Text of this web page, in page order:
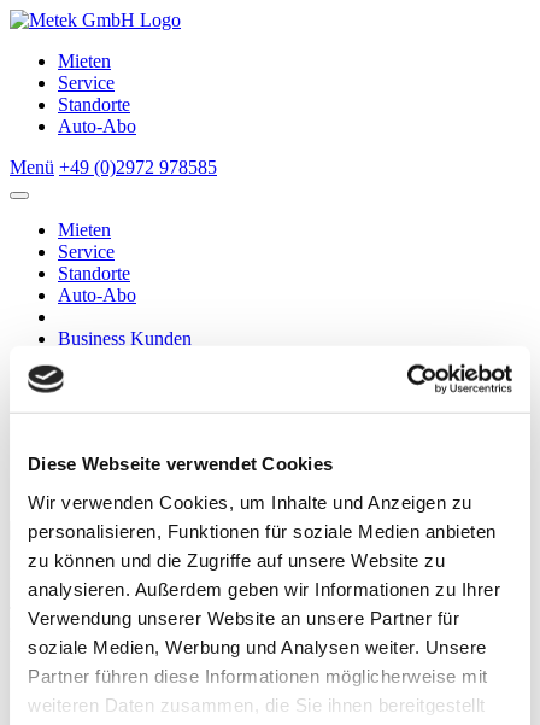
Diese Webseite verwendet Cookies
Wir verwenden Cookies, um Inhalte und Anzeigen zu
personalisieren, Funktionen für soziale Medien anbieten
zu können und die Zugriffe auf unsere Website zu
analysieren. Außerdem geben wir Informationen zu Ihrer
Verwendung unserer Website an unsere Partner für
soziale Medien, Werbung und Analysen weiter. Unsere
Partner führen diese Informationen möglicherweise mit
weiteren Daten zusammen, die Sie ihnen bereitgestellt
Mieten
Service
Standorte
Auto-Abo
Menü +49 (0)2972 978585
Mieten
Service
Standorte
Auto-Abo
Business Kunden
Abschleppdienst
Metek Fahrzeughandel
Im Brauke 7 | 57392 Schmallenberg
Telefon: +49 (0)2972 978585
E-Mail: info@metekgmbh.com
Schritt 1: Fahrzeug
Schritt 2: Mietkonfiguration